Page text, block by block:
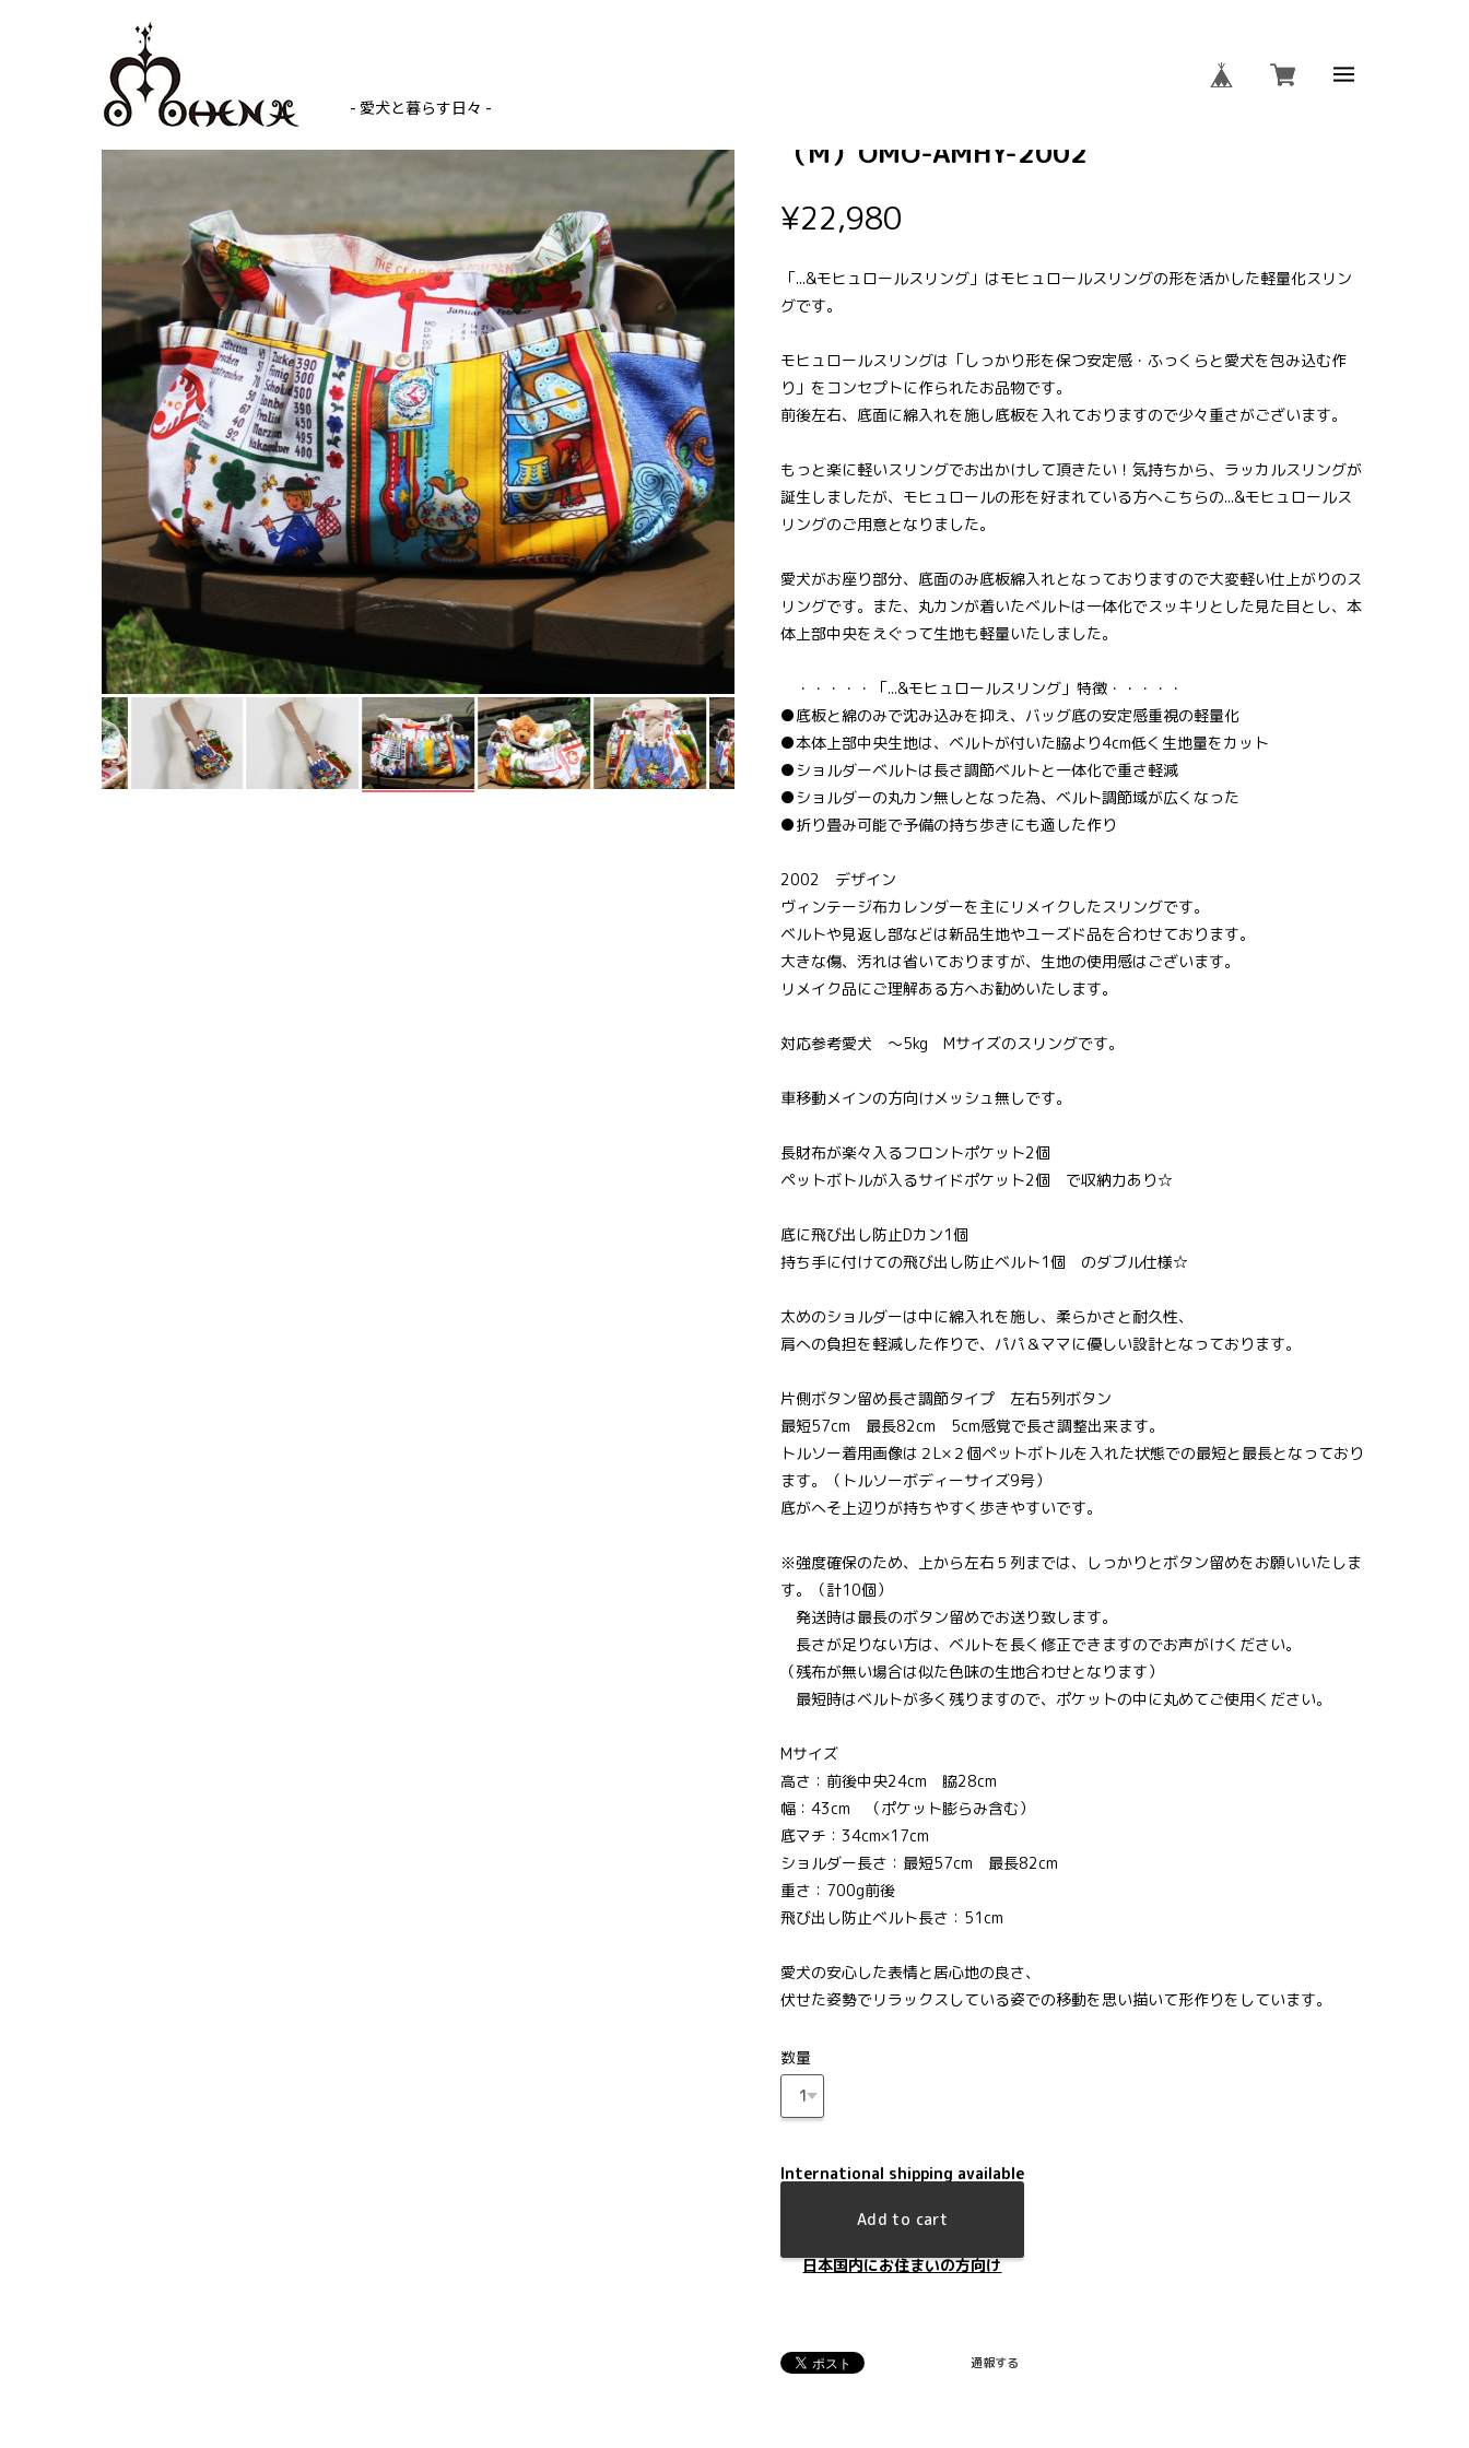
- 愛犬と暮らす日々 -
（M）OMO-AMHY-2002
¥22,980
「...&モヒュロールスリング」はモヒュロールスリングの形を活かした軽量化スリン
グです。
モヒュロールスリングは「しっかり形を保つ安定感・ふっくらと愛犬を包み込む作
り」をコンセプトに作られたお品物です。
前後左右、底面に綿入れを施し底板を入れておりますので少々重さがございます。
もっと楽に軽いスリングでお出かけして頂きたい！気持ちから、ラッカルスリングが
誕生しましたが、モヒュロールの形を好まれている方へこちらの...&モヒュロールス
リングのご用意となりました。
愛犬がお座り部分、底面のみ底板綿入れとなっておりますので大変軽い仕上がりのス
リングです。また、丸カンが着いたベルトは一体化でスッキリとした見た目とし、本
体上部中央をえぐって生地も軽量いたしました。
・・・・・「...&モヒュロールスリング」特徴・・・・・
●底板と綿のみで沈み込みを抑え、バッグ底の安定感重視の軽量化
●本体上部中央生地は、ベルトが付いた脇より4cm低く生地量をカット
●ショルダーベルトは長さ調節ベルトと一体化で重さ軽減
●ショルダーの丸カン無しとなった為、ベルト調節域が広くなった
●折り畳み可能で予備の持ち歩きにも適した作り
2002 デザイン
ヴィンテージ布カレンダーを主にリメイクしたスリングです。
ベルトや見返し部などは新品生地やユーズド品を合わせております。
大きな傷、汚れは省いておりますが、生地の使用感はございます。
リメイク品にご理解ある方へお勧めいたします。
対応参考愛犬 ～5kg Mサイズのスリングです。
車移動メインの方向けメッシュ無しです。
長財布が楽々入るフロントポケット2個
ペットボトルが入るサイドポケット2個 で収納力あり☆
底に飛び出し防止Dカン1個
持ち手に付けての飛び出し防止ベルト1個 のダブル仕様☆
太めのショルダーは中に綿入れを施し、柔らかさと耐久性、
肩への負担を軽減した作りで、パパ＆ママに優しい設計となっております。
片側ボタン留め長さ調節タイプ 左右5列ボタン
最短57cm 最長82cm 5cm感覚で長さ調整出来ます。
トルソー着用画像は２L×２個ペットボトルを入れた状態での最短と最長となっており
ます。（トルソーボディーサイズ9号）
底がへそ上辺りが持ちやすく歩きやすいです。
※強度確保のため、上から左右５列までは、しっかりとボタン留めをお願いいたしま
す。（計10個）
発送時は最長のボタン留めでお送り致します。
長さが足りない方は、ベルトを長く修正できますのでお声がけください。
（残布が無い場合は似た色味の生地合わせとなります）
最短時はベルトが多く残りますので、ポケットの中に丸めてご使用ください。
Mサイズ
高さ：前後中央24cm 脇28cm
幅：43cm （ポケット膨らみ含む）
底マチ：34cm×17cm
ショルダー長さ：最短57cm 最長82cm
重さ：700g前後
飛び出し防止ベルト長さ：51cm
愛犬の安心した表情と居心地の良さ、
伏せた姿勢でリラックスしている姿での移動を思い描いて形作りをしています。
数量
International shipping available
Add to cart
日本国内にお住まいの方向け
通報する